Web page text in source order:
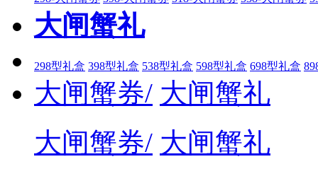
大闸蟹礼
298型礼盒 398型礼盒 538型礼盒 598型礼盒 698型礼盒
大闸蟹券/ 大闸蟹礼
大闸蟹券/ 大闸蟹礼